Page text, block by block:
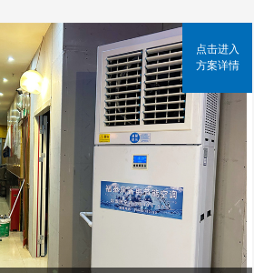
点击进入
方案详情